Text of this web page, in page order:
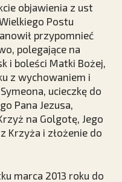
objawienia z ust
Postu
przypomnieć
polegające na
i boleści Matki Bożej,
z wychowaniem i
ucieczkę do
Pana Jezusa,
na Golgotę, Jego
Krzyża i złożenie do
marca 2013 roku do